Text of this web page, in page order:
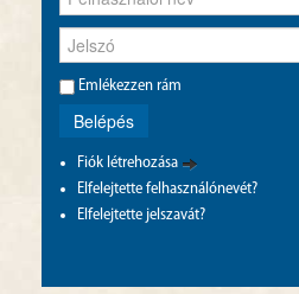
Emlékezzen rám
Belépés
Fiók létrehozása
Elfelejtette felhasználónevét?
Elfelejtette jelszavát?